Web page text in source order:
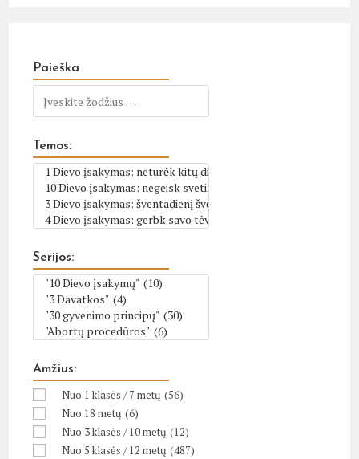
Paieška
Temos:
Serijos:
Amžius:
Nuo 1 klasės / 7 metų (56)
Nuo 18 metų (6)
Nuo 3 klasės / 10 metų (12)
Nuo 5 klasės / 12 metų (487)